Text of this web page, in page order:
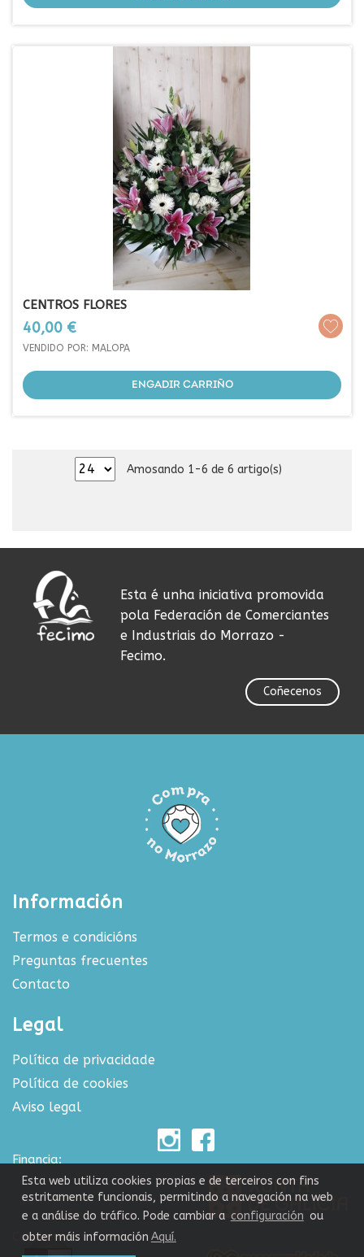
CENTROS FLORES
Prezo
40,00 €
VENDIDO POR: MALOPA
ENGADIR CARRIÑO
Amosando 1-6 de 6 artigo(s)
Esta é unha iniciativa promovida
pola Federación de Comerciantes
e Industriais do Morrazo -
Fecimo.
Coñecenos
Información
Termos e condicións
Preguntas frecuentes
Contacto
Legal
Política de privacidade
Política de cookies
Aviso legal
Financia:
Colabora:
Esta web utiliza cookies propias e de terceiros con fins
estritamente funcionais, permitindo a navegación na web
e a análise do tráfico. Pode cambiar a configuración ou
obter máis información Aquí.